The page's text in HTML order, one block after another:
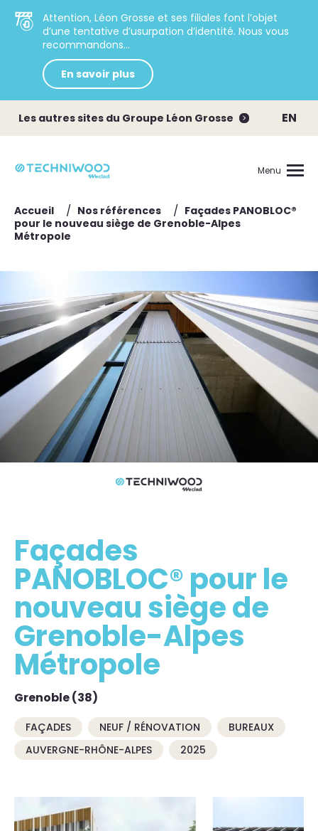
Attention, Léon Grosse et ses filiales font l’objet
d’une tentative d’usurpation d’identité. Nous vous
recommandons...
En savoir plus
Les autres sites du Groupe Léon Grosse EN
Menu
Accueil / Nos références / Façades PANOBLOC®
pour le nouveau siège de Grenoble-Alpes
Métropole
Façades
PANOBLOC® pour le
nouveau siège de
Grenoble-Alpes
Métropole
Grenoble (38)
FAÇADES NEUF / RÉNOVATION
BUREAUX
AUVERGNE-RHÔNE-ALPES
2025